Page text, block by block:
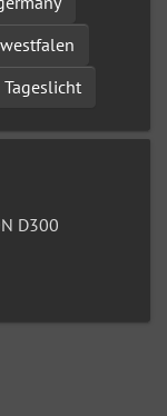
Tageslicht
D300